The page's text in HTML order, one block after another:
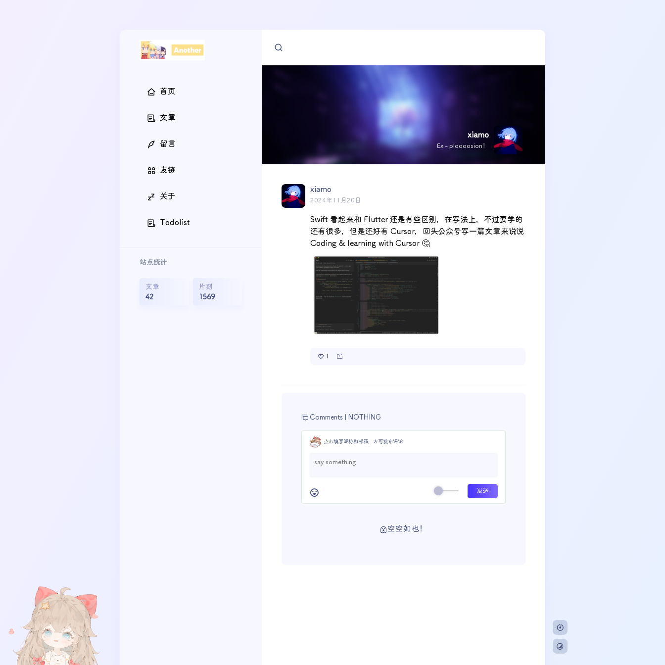
首页
文章
留言
友链
关于
Todolist
站点统计
文章
42
片刻
1569
xiamo
Ex - ploooosion！
xiamo
2024年11月20日
Swift 看起来和 Flutter 还是有些区别，在写法上，不过要学的
还有很多，但是还好有 Cursor，回头公众号写一篇文章来说说
Coding & learning with Cursor 🤔
1
Comments | NOTHING
点击填写昵称和邮箱，方可发布评论
空空如也！